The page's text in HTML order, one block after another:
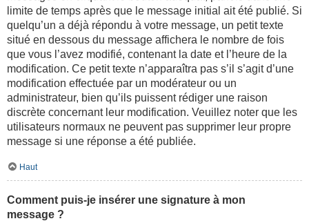
limite de temps après que le message initial ait été publié. Si
quelqu’un a déjà répondu à votre message, un petit texte
situé en dessous du message affichera le nombre de fois
que vous l’avez modifié, contenant la date et l’heure de la
modification. Ce petit texte n’apparaîtra pas s’il s’agit d’une
modification effectuée par un modérateur ou un
administrateur, bien qu’ils puissent rédiger une raison
discrète concernant leur modification. Veuillez noter que les
utilisateurs normaux ne peuvent pas supprimer leur propre
message si une réponse a été publiée.
Haut
Comment puis-je insérer une signature à mon
message ?